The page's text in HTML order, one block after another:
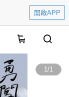
開啟APP
1/1